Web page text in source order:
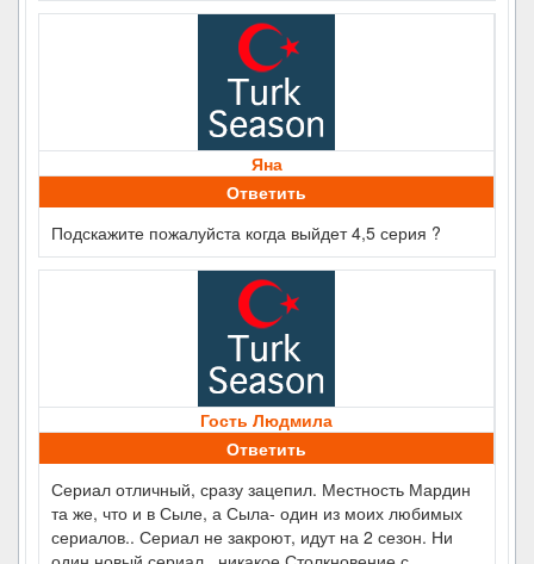
Яна
Ответить
Подскажите пожалуйста когда выйдет 4,5 серия ?
Гость Людмила
Ответить
Сериал отличный, сразу зацепил. Местность Мардин
та же, что и в Сыле, а Сыла- один из моих любимых
сериалов.. Сериал не закроют, идут на 2 сезон. Ни